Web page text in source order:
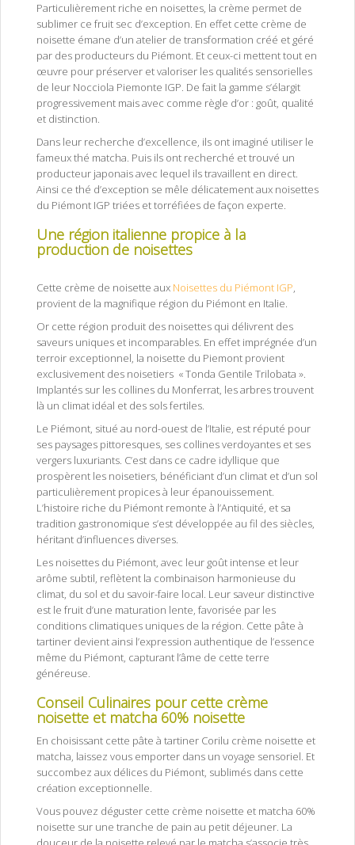
Particulièrement riche en noisettes, la crème permet de
sublimer ce fruit sec d’exception. En effet cette crème de
noisette émane d’un atelier de transformation créé et géré
par des producteurs du Piémont. Et ceux-ci mettent tout en
œuvre pour préserver et valoriser les qualités sensorielles
de leur Nocciola Piemonte IGP. De fait la gamme s’élargit
progressivement mais avec comme règle d’or : goût, qualité
et distinction.
Dans leur recherche d’excellence, ils ont imaginé utiliser le
fameux thé matcha. Puis ils ont recherché et trouvé un
producteur japonais avec lequel ils travaillent en direct.
Ainsi ce thé d’exception se mêle délicatement aux noisettes
du Piémont IGP triées et torréfiées de façon experte.
Une région italienne propice à la
production de noisettes
Cette crème de noisette aux Noisettes du Piémont IGP,
provient de la magnifique région du Piémont en Italie.
Or cette région produit des noisettes qui délivrent des
saveurs uniques et incomparables. En effet imprégnée d’un
terroir exceptionnel, la noisette du Piemont provient
exclusivement des noisetiers « Tonda Gentile Trilobata ».
Implantés sur les collines du Monferrat, les arbres trouvent
là un climat idéal et des sols fertiles.
Le Piémont, situé au nord-ouest de l’Italie, est réputé pour
ses paysages pittoresques, ses collines verdoyantes et ses
vergers luxuriants. C’est dans ce cadre idyllique que
prospèrent les noisetiers, bénéficiant d’un climat et d’un sol
particulièrement propices à leur épanouissement.
L’histoire riche du Piémont remonte à l’Antiquité, et sa
tradition gastronomique s’est développée au fil des siècles,
héritant d’influences diverses.
Les noisettes du Piémont, avec leur goût intense et leur
arôme subtil, reflètent la combinaison harmonieuse du
climat, du sol et du savoir-faire local. Leur saveur distinctive
est le fruit d’une maturation lente, favorisée par les
conditions climatiques uniques de la région. Cette pâte à
tartiner devient ainsi l’expression authentique de l’essence
même du Piémont, capturant l’âme de cette terre
généreuse.
Conseil Culinaires pour cette crème
noisette et matcha 60% noisette
En choisissant cette pâte à tartiner Corilu crème noisette et
matcha, laissez vous emporter dans un voyage sensoriel. Et
succombez aux délices du Piémont, sublimés dans cette
création exceptionnelle.
Vous pouvez déguster cette crème noisette et matcha 60%
noisette sur une tranche de pain au petit déjeuner. La